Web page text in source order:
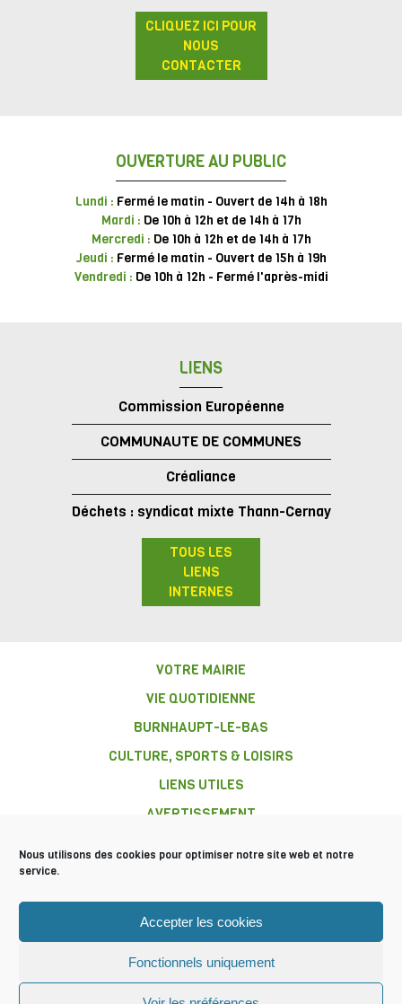
Nous utilisons des cookies pour optimiser notre site web et notre
service.
Accepter les cookies
Fonctionnels uniquement
CLIQUEZ ICI POUR
NOUS
CONTACTER
OUVERTURE AU PUBLIC
Lundi : Fermé le matin - Ouvert de 14h à 18h
Mardi : De 10h à 12h et de 14h à 17h
Mercredi : De 10h à 12h et de 14h à 17h
Jeudi : Fermé le matin - Ouvert de 15h à 19h
Vendredi : De 10h à 12h - Fermé l'après-midi
LIENS
Commission Européenne
COMMUNAUTE DE COMMUNES
Créaliance
Déchets : syndicat mixte Thann-Cernay
TOUS LES
LIENS
INTERNES
BURNHAUPT-
LE-BAS
VOTRE MAIRIE
VIE QUOTIDIENNE
BURNHAUPT-LE-BAS
CULTURE, SPORTS & LOISIRS
LIENS UTILES
AVERTISSEMENT
Mentions légales
© 2016 Tous droits réservés